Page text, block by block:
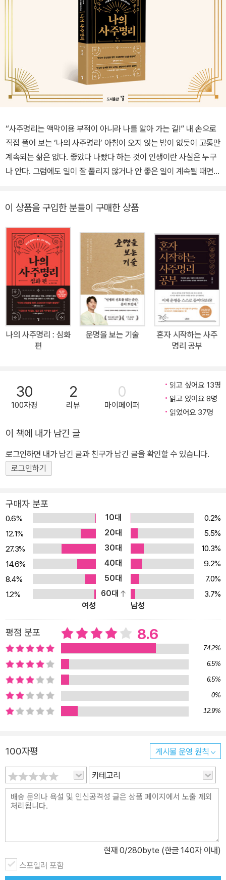
“사주명리는 액막이용 부적이 아니라 나를 알아 가는 길!” 내 손으로
직접 풀어 보는 ‘나의 사주명리’ 아침이 오지 않는 밤이 없듯이 고통만
계속되는 삶은 없다. 좋았다 나빴다 하는 것이 인생이란 사실은 누구
나 안다. 그럼에도 일이 잘 풀리지 않거나 안 좋은 일이 계속될 때면
리’ 《나의 사주명리》는 자신의 사주명리를 직접 풀이할 수 있는 길을
찬찬히 안내하는 사주명리 입문서다. 사주명리의 출발점인 만세력에
서 사주명리의 모든 것이라고 해도 과언이 아닌 십신까지 차근차근
단계를 밟아 나간다. 사주명리 입문서는 꽤 나와 있고, 그 책들의 목적
은 대부분 ‘혼자’ 사주명리를 풀이하게 하는 데 있다. 하지만 그 목적
지까지 이끄는 입문서가 얼마나 될까. 적어도 《나의 사주명리》는 그
목적지에 근접한다. 한자에 겁먹고, 외울 것 많아 포기했던 이들에게
마음먹고 사주 공부를 시작했다가 중도에 포기하는 사람이 많다. 이
유가 무엇일까. 먼저, 한자가 장벽이 된다. 한글에 익숙한 사람들에겐
한자도 낯선 외국어일 수 있다. 《나의 사주명리》는 원리, 예시, 개념
인을 인수印綬라고도 하는데, “도장을 허리춤에 차고 있다”는 의미
다”는 식으로 기본 의미를 풀이한 후 본격적으로 어떤 기운인지 설명
해 나간다. 또 사주명리 강의라도 듣게 되면 외울 것이 꽤 많다. 하지
얻을 뿐이다. 사주명리는 여느 학문보다 원리와 개념들을 제대로 이
해해야 응용이 가능한 아주 ‘체계적인’ 학문이다. 《나의 사주명리》는
이 체계라는 뼈대를 탄탄하게 세웠다. 군더더기 없이 꼭 필요한 내용
오행 원리, 음양오행의 운행에서 비롯된 생극 개념을 설명하면서 기
본기를 다진 후 만세력의 골격인 간지 설명으로 들어간다. 그다음 본
격적인 사주 풀이 준비를 한다. 연간이 아닌 일간이 사주 해석의 기준
이 된 배경을 설명한 후 일간을 중심으로 나머지 7개 글자와의 관계
를 말하는 ‘십신’ 설명으로 이어지는 것이다. 책을 찬찬히 따라가면,
책을 덮은 후엔 자신의 사주팔자를 기초적인 수준에서라도 풀이할 수
있다. 이것이 1권의 목적지다. 본격적인 풀이 방법은 2권에서 다룰 예
정이다. 인문학적으로 재해석한 간지와 십신 저자 현묘는 10년 넘게
사주명리를 공부했다. 사주명리 공부하는 이들 사이에서 유명한 블로
그(누적 조회 수 2100만) ‘안녕, 사주명리’ 운영자이기도 하다. 액막
이용 부적처럼 미신의 영역에 있는 사주명리를 나와 타인을 이해하고
미래를 내다볼 수 있게 돕는 일상의 도구로 재정립하기 위해 노력 중
이다. 명리학자이자 《명리》 저자인 강헌의 말처럼 “젊고, 진지하고,
따듯한 시선”으로 사주명리에 대한 여러 오해를 바로잡고 사주명리
의 본질을 알리는 데 힘을 쏟고 있다. 이런 태도와 오랜 공부는 간지와
십신 해석 부분에서 빛을 발한다. 저자는 기존의 견해들에 자신만의
목…, 비겁‧식상… 등 관심 있는 항목을 찾아 읽으면 되고, 자신을 더
깊이 이해할 기회를 얻는다. 사주는 태어난 순간 갖게 된 기운이다. 그
러니 운명이 정해져 있다고 단정하기 쉽지만, 운명은 바꿀 수 있다. 그
러자면 자신이 어떤 사람인지부터 정확히 알아야 한다. 사주명리를
공부하는 것이 “자신을 알아 가는 길”인 이유다. 이 책은 그 ‘길’을 정
이 상품을 구입한 분들이 구매한 상품
나의 사주명리 : 심화
편
운명을 보는 기술
혼자 시작하는 사주
명리 공부
30
100자평
2
리뷰
0
마이페이퍼
읽고 싶어요 13명
읽고 있어요 8명
읽었어요 37명
이 책에 내가 남긴 글
로그인하면 내가 남긴 글과 친구가 남긴 글을 확인할 수 있습니다.
로그인하기
구매자 분포
0.6% 10대
0.2%
12.1%
20대
5.5%
27.3%
30대
10.3%
14.6%
40대
9.2%
8.4%
50대
7.0%
1.2%
60대
3.7%
여성
남성
평점 분포 8.6
74.2%
6.5%
6.5%
0%
12.9%
100자평 게시물 운영 원칙
카테고리
현재 0/280byte (한글 140자 이내)
스포일러 포함